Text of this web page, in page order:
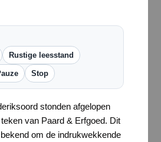
Rustige leesstand
Stop
stonden afgelopen
van Paard & Erfgoed. Dit
om de indrukwekkende